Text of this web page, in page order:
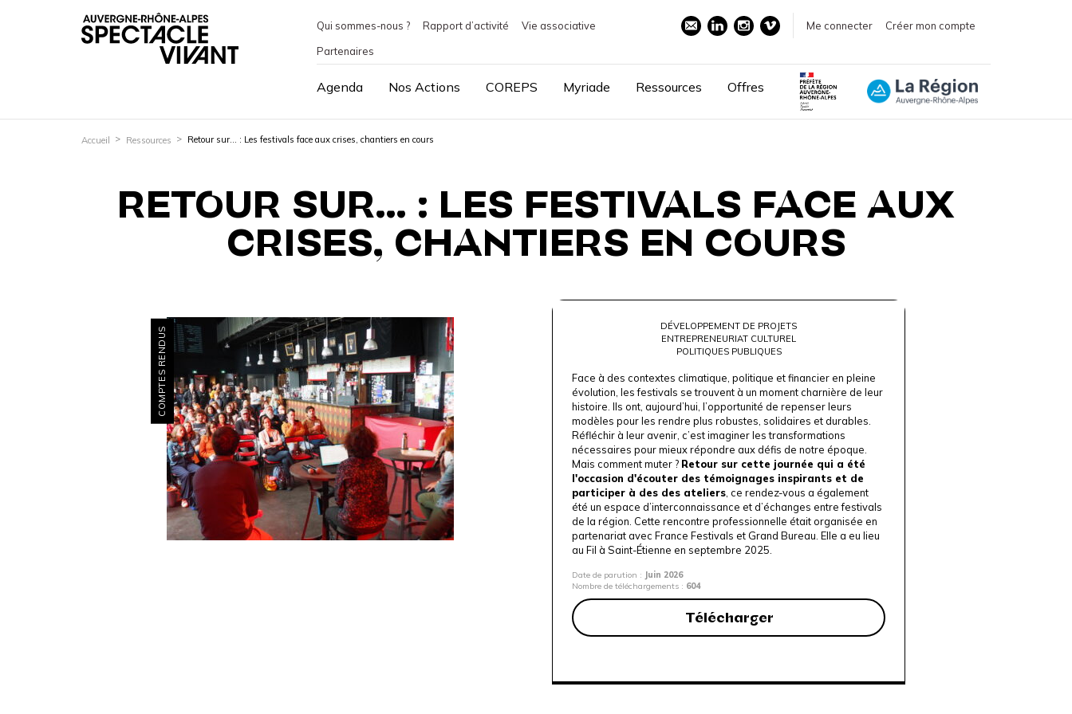
Qui sommes-nous ? Rapport d’activité
Vie associative
Partenaires
Me connecter Créer mon compte
Agenda Nos Actions COREPS Myriade Ressources Offres
Accueil Ressources Retour sur… : Les festivals face aux crises, chantiers en cours
RETOUR SUR… : LES FESTIVALS FACE AUX
CRISES, CHANTIERS EN COURS
COMPTES RENDUS
DÉVELOPPEMENT DE PROJETS
ENTREPRENEURIAT CULTUREL
POLITIQUES PUBLIQUES
Face à des contextes climatique, politique et financier en pleine
évolution, les festivals se trouvent à un moment charnière de leur
histoire. Ils ont, aujourd’hui, l’opportunité de repenser leurs
modèles pour les rendre plus robustes, solidaires et durables.
Réfléchir à leur avenir, c’est imaginer les transformations
nécessaires pour mieux répondre aux défis de notre époque.
Mais comment muter ? Retour sur cette journée qui a été
l'occasion d'écouter des témoignages inspirants et de
participer à des des ateliers, ce rendez-vous a également
été un espace d’interconnaissance et d’échanges entre festivals
de la région. Cette rencontre professionnelle était organisée en
partenariat avec France Festivals et Grand Bureau . Elle a eu lieu
au Fil à Saint-Étienne en septembre 2025.
Date de parution : Juin 2026
Nombre de téléchargements : 604
Télécharger